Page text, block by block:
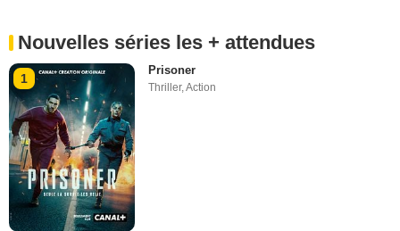
Nouvelles séries les + attendues
1
Prisoner
Thriller,Action